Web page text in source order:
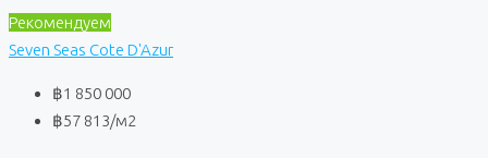
Рекомендуем
Seven Seas Cote D'Azur
฿1 850 000
฿57 813/м2